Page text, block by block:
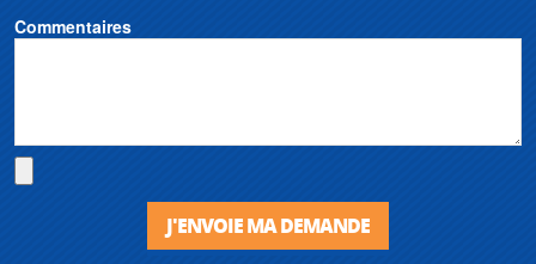
Commentaires
J'ENVOIE MA DEMANDE